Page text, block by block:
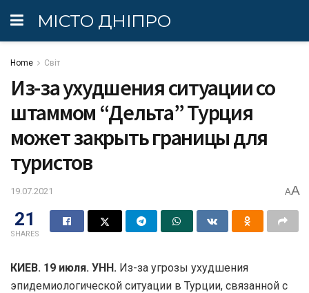
МІСТО ДНІПРО
Home Світ
Из-за ухудшения ситуации со
штаммом “Дельта” Турция
может закрыть границы для
туристов
19.07.2021 AA
21
SHARES
КИЕВ. 19 июля. УНН. Из-за угрозы ухудшения
эпидемиологической ситуации в Турции, связанной с